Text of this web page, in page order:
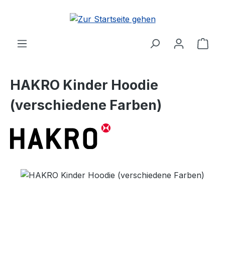
Zum Hauptinhalt springen
HAKRO Kinder Hoodie
(verschiedene Farben)
Bildergalerie überspringen